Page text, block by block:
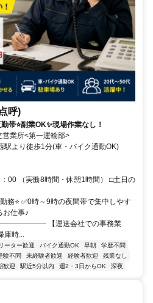
呼)
帯⭐副業OK✨現場作業なし！
業所<第一運輸部>
駅より徒歩1分(車・バイク通勤OK)
00 （実働8時間・休憩1時間） □土日の
務⭐ ✅0時～9時の夜間帯で集中しやす
お仕事♪
【運送会社での事務業
時...
ーター歓迎 バイク通勤OK 早朝
学歴不問
験不問 未経験者歓迎 経験者歓迎
残業なし
歓迎 駅近5分以内 週2・3日からOK 深夜